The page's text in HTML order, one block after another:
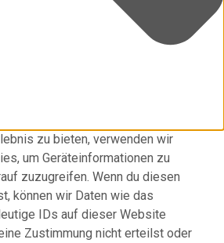
zu bieten, verwenden wir
um Geräteinformationen zu
zuzugreifen. Wenn du diesen
können wir Daten wie das
IDs auf dieser Website
Zustimmung nicht erteilst oder